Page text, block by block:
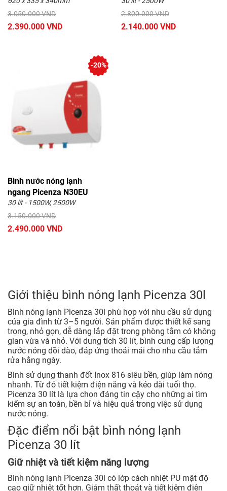
3.050.000 VND
2.390.000 VND
2.800.000 VND
2.140.000 VND
Bình nước nóng lạnh
ngang Picenza N30EU
30 lít - 1500W, 2500W
3.150.000 VND
2.490.000 VND
-20%
Giới thiệu bình nóng lạnh Picenza 30l
Bình nóng lạnh Picenza 30l phù hợp với nhu cầu sử dụng
của gia đình từ 3–5 người. Sản phẩm được thiết kế sang
trọng, nhỏ gọn, dễ dàng lắp đặt trong phòng tắm có không
gian vừa và nhỏ. Với dung tích 30 lít, bình cung cấp lượng
nước nóng dồi dào, đáp ứng thoải mái cho nhu cầu tắm
rửa hằng ngày.
Bình sử dụng thanh đốt Inox 816 siêu bền, giúp làm nóng
nhanh. Từ đó tiết kiệm điện năng và kéo dài tuổi thọ.
Picenza 30 lít là lựa chọn đáng tin cậy cho những ai tìm
kiếm sự an toàn, bền bỉ và hiệu quả trong việc sử dụng
nước nóng.
Đặc điểm nổi bật bình nóng lạnh
Picenza 30 lít
Giữ nhiệt và tiết kiệm năng lượng
Bình nóng lạnh Picenza 30l có lớp cách nhiệt PU mật độ
cao giữ nhiệt tốt hơn. Giảm thất thoát và tiết kiệm điện